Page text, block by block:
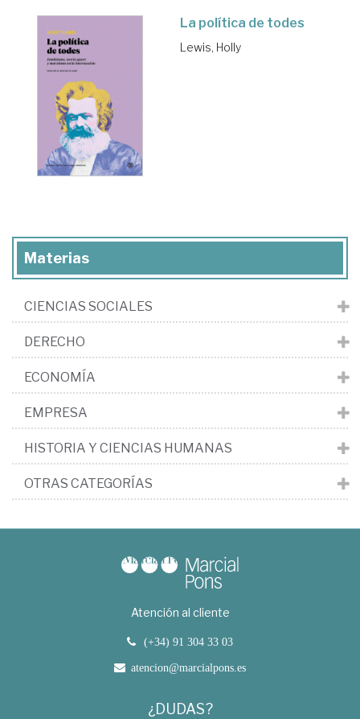
La política de todes
Lewis, Holly
Materias
CIENCIAS SOCIALES
DERECHO
ECONOMÍA
EMPRESA
HISTORIA Y CIENCIAS HUMANAS
OTRAS CATEGORÍAS
Atención al cliente
(+34) 91 304 33 03
atencion@marcialpons.es
¿DUDAS?